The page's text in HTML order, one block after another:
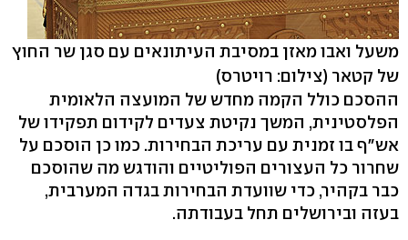
משעל ואבו מאזן במסיבת העיתונאים עם סגן שר החוץ
של קטאר (צילום: רויטרס)
ההסכם כולל הקמה מחדש של המועצה הלאומית
הפלסטינית, המשך נקיטת צעדים לקידום תפקידו של
אש"ף בו זמנית עם עריכת הבחירות. כמו כן הוסכם על
שחרור כל העצורים הפוליטיים והודגש מה שהוסכם
כבר בקהיר, כדי שוועדת הבחירות בגדה המערבית,
בעזה ובירושלים תחל בעבודתה.